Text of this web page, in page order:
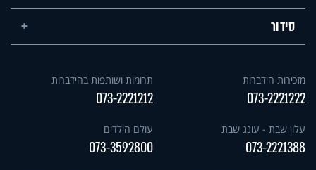
סידור
מזכירות הידברות
073-2221222
תרומות ושותפות בהידברות
073-2221212
עלון שבת - עונג שבת
073-2221388
עולם הילדים
073-3592800